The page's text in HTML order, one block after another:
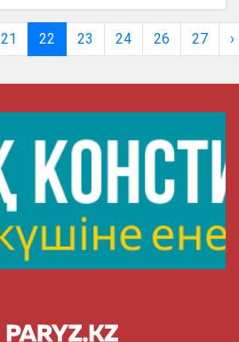
21 22 23 24 26 27 ›